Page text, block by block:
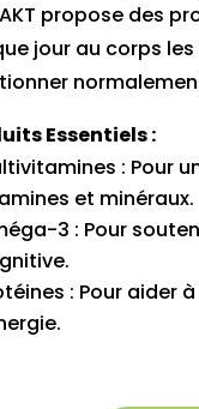
propose des
jour au corps
Essentiels :
: Pour
et minéraux.
3 : Pour
: Pour aider